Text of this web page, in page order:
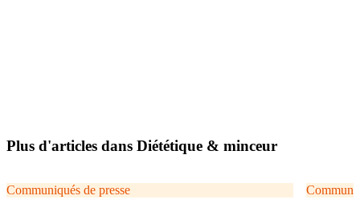
Plus d'articles dans Diététique & minceur
Communiqués de presse